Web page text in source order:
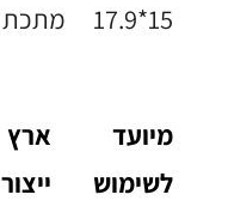
17.9*15
מתכת
מיועד
לשימוש
ארץ
ייצור